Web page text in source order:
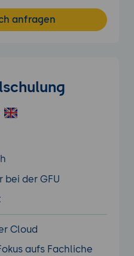
anfragen
bei der GFU
Cloud
aufs Fachliche